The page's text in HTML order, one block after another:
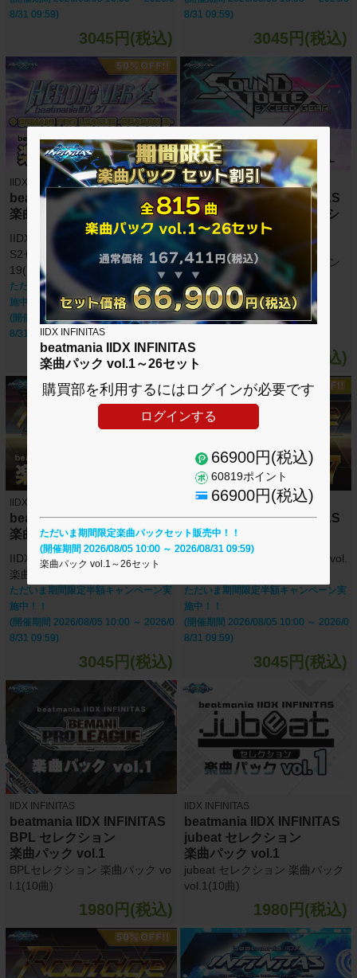
IIDX INFINITAS
beatmania IIDX INFINITAS
楽曲パック vol.1～26セット
購買部を利用するにはログインが必要です
ログインする
66900円(税込)
60819ポイント
66900円(税込)
ただいま期間限定楽曲パックセット販売中！！
(開催期間 2026/08/05 10:00 ～ 2026/08/31 09:59)
楽曲パック vol.1～26セット
8/31 09:59)
3045円(税込)
8/31 09:59)
3045円(税込)
IIDX INFINITAS
beatmania IIDX INFINITAS
楽曲パック vol.19
IIDX 27 HEROIC VERSE + BPL
S2セレクション 楽曲パック vol.
19(50曲)
ただいま期間限定半額キャンペーン実
施中！！
(開催期間 2026/08/05 10:00 ～ 2026/0
8/31 09:59)
5390円(税込)
IIDX INFINITAS
beatmania IIDX INFINITAS
SOUND VOLTEX セレクシ
ョン
楽曲パック vol.1
SOUND VOLTEX セレクション
楽曲パック vol.1(12曲)
2480円(税込)
IIDX INFINITAS
beatmania IIDX INFINITAS
楽曲パック vol.18
IIDX 26 Rootage +セレクション
楽曲パック vol.18(30曲)
ただいま期間限定半額キャンペーン実
施中！！
(開催期間 2026/08/05 10:00 ～ 2026/0
8/31 09:59)
3045円(税込)
IIDX INFINITAS
beatmania IIDX INFINITAS
楽曲パック vol.17
IIDX 26 Rootage 楽曲パック vol.
ただいま期間限定半額キャンペーン実
施中！！
(開催期間 2026/08/05 10:00 ～ 2026/0
8/31 09:59)
3045円(税込)
IIDX INFINITAS
beatmania IIDX INFINITAS
BPL セレクション
楽曲パック vol.1
BPLセレクション 楽曲パック vo
l.1(10曲)
1980円(税込)
IIDX INFINITAS
beatmania IIDX INFINITAS
jubeat セレクション
楽曲パック vol.1
jubeat セレクション 楽曲パック
vol.1(10曲)
1980円(税込)